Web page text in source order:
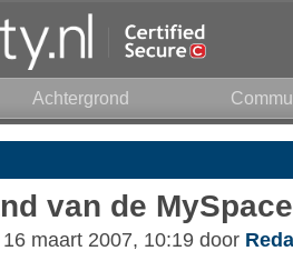
Achtergrond
van de
maart 2007, 10:19 door